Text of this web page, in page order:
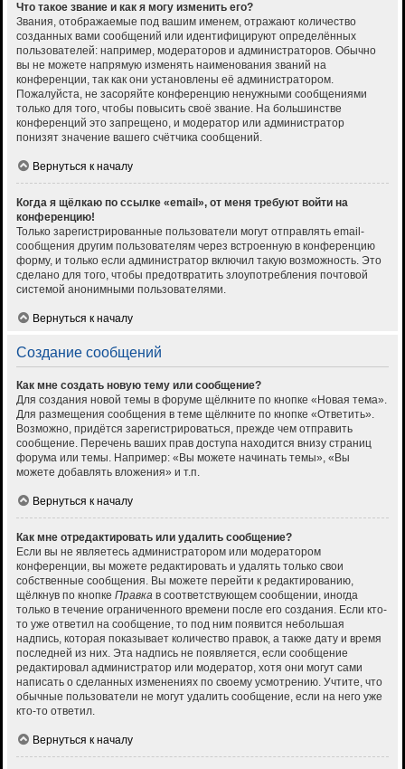
Что такое звание и как я могу изменить его?
Звания, отображаемые под вашим именем, отражают количество
созданных вами сообщений или идентифицируют определённых
пользователей: например, модераторов и администраторов. Обычно
вы не можете напрямую изменять наименования званий на
конференции, так как они установлены её администратором.
Пожалуйста, не засоряйте конференцию ненужными сообщениями
только для того, чтобы повысить своё звание. На большинстве
конференций это запрещено, и модератор или администратор
понизят значение вашего счётчика сообщений.
Вернуться к началу
Когда я щёлкаю по ссылке «email», от меня требуют войти на
конференцию!
Только зарегистрированные пользователи могут отправлять email-
сообщения другим пользователям через встроенную в конференцию
форму, и только если администратор включил такую возможность. Это
сделано для того, чтобы предотвратить злоупотребления почтовой
системой анонимными пользователями.
Вернуться к началу
Создание сообщений
Как мне создать новую тему или сообщение?
Для создания новой темы в форуме щёлкните по кнопке «Новая тема».
Для размещения сообщения в теме щёлкните по кнопке «Ответить».
Возможно, придётся зарегистрироваться, прежде чем отправить
сообщение. Перечень ваших прав доступа находится внизу страниц
форума или темы. Например: «Вы можете начинать темы», «Вы
можете добавлять вложения» и т.п.
Вернуться к началу
Как мне отредактировать или удалить сообщение?
Если вы не являетесь администратором или модератором
конференции, вы можете редактировать и удалять только свои
собственные сообщения. Вы можете перейти к редактированию,
щёлкнув по кнопке Правка в соответствующем сообщении, иногда
только в течение ограниченного времени после его создания. Если кто-
то уже ответил на сообщение, то под ним появится небольшая
надпись, которая показывает количество правок, а также дату и время
последней из них. Эта надпись не появляется, если сообщение
редактировал администратор или модератор, хотя они могут сами
написать о сделанных изменениях по своему усмотрению. Учтите, что
обычные пользователи не могут удалить сообщение, если на него уже
кто-то ответил.
Вернуться к началу